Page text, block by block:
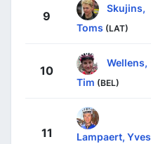
9
Skujins,
Toms (LAT)
10
Wellens,
Tim (BEL)
11 Lampaert, Yves